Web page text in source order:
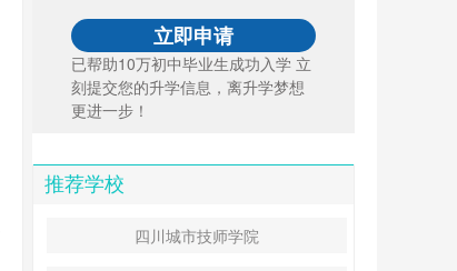
已帮助10万初中毕业生成功入学 立
刻提交您的升学信息，离升学梦想
更进一步！
推荐学校
四川城市技师学院